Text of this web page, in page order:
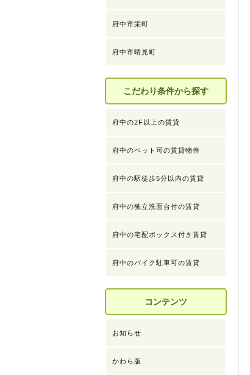
府中市栄町
府中市晴見町
こだわり条件から探す
府中の2F以上の賃貸
府中のペット可の賃貸物件
府中の駅徒歩5分以内の賃貸
府中の独立洗面台付の賃貸
府中の宅配ボックス付き賃貸
府中のバイク駐車可の賃貸
コンテンツ
お知らせ
かわら版